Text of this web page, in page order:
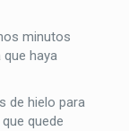
minutos
haya
de hielo para
quede